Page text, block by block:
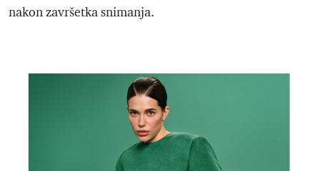
nakon završetka snimanja.